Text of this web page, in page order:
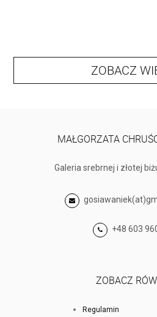
ZOBACZ
MAŁGORZATA
Galeria srebrnej i złotej
+48 603
ZOBACZ
Regulamin